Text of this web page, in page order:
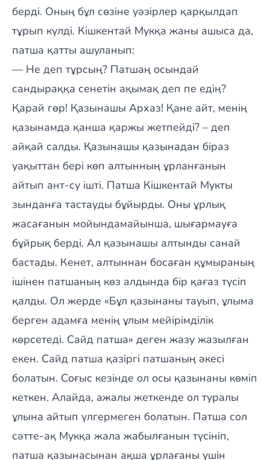
берді. Оның бұл сөзіне уәзірлер қарқылдап
тұрып күлді. Кішкентай Мукқа жаны ашыса да,
патша қатты ашуланып:
— Не деп тұрсың? Патшаң осындай
сандыраққа сенетін ақымақ деп пе едің?
Қарай гөр! Қазынашы Архаз! Қане айт, менің
қазынамда қанша қаржы жетпейді? – деп
айқай салды. Қазынашы қазынадан біраз
уақыттан бері көп алтынның ұрланғанын
айтып ант-су ішті. Патша Кішкентай Мукты
зынданға тастауды бұйырды. Оны ұрлық
жасағанын мойындамайынша, шығармауға
бұйрық берді. Ал қазынашы алтынды санай
бастады. Кенет, алтыннан босаған құмыраның
ішінен патшаның көз алдында бір қағаз түсіп
қалды. Ол жерде «Бұл қазынаны тауып, ұлыма
берген адамға менің ұлым мейірімділік
көрсетеді. Сайд патша» деген жазу жазылған
екен. Сайд патша қазіргі патшаның әкесі
болатын. Соғыс кезінде ол осы қазынаны көміп
кеткен. Алайда, ажалы жеткенде ол туралы
ұлына айтып үлгермеген болатын. Патша сол
сәтте-ақ Мукқа жала жабылғанын түсініп,
патша қазынасынан ақша ұрлағаны үшін